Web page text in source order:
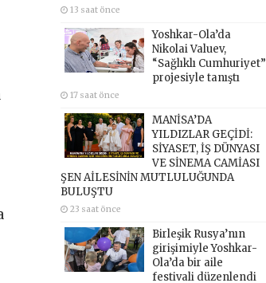
13 saat önce
Yoshkar-Ola’da
Nikolai Valuev,
“Sağlıklı Cumhuriyet”
projesiyle tanıştı
17 saat önce
MANİSA’DA
YILDIZLAR GEÇİDİ:
SİYASET, İŞ DÜNYASI
VE SİNEMA CAMİASI
ŞEN AİLESİNİN MUTLULUĞUNDA
BULUŞTU
23 saat önce
Birleşik Rusya’nın
girişimiyle Yoshkar-
Ola’da bir aile
festivali düzenlendi